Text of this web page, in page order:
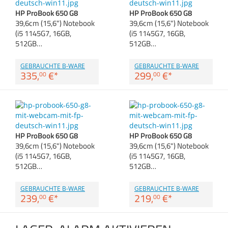
Zubehör
Anmelden | Registrieren
Merkzettel
HP ProBook 650 G8
39,6cm (15,6") Notebook
(i5 1145G7, 16GB,
512GB…
GEBRAUCHTE B-WARE
335,00 €*
HP ProBook 650 G8
39,6cm (15,6") Notebook
(i5 1145G7, 16GB,
512GB…
GEBRAUCHTE B-WARE
299,00 €*
HP ProBook 650 G8
39,6cm (15,6") Notebook
(i5 1145G7, 16GB,
512GB…
GEBRAUCHTE B-WARE
239,00 €*
HP ProBook 650 G8
39,6cm (15,6") Notebook
(i5 1145G7, 16GB,
512GB…
GEBRAUCHTE B-WARE
219,00 €*